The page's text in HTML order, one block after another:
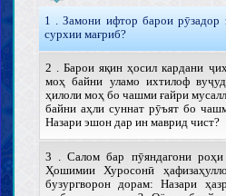
1 . Замони ифтор барои рӯзадор
сурхии мағриб?
2 . Барои яқин ҳосил кардани
моҳ байни уламо ихтилоф
ҳилоли моҳ бо чашми ғайри
байни аҳли суннат рӯъят бо
Назари эшон дар ин маврид чист?
3 . Салом бар пӯяндагони
Ҳошимии Хуросонӣ
бузургворон дорам: Назари